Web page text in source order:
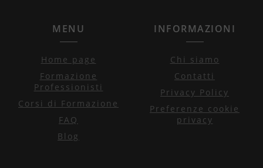
MENU
Home page
Formazione
Professionisti
Corsi di Formazione
FAQ
Blog
INFORMAZIONI
Chi siamo
Contatti
Privacy Policy
Preferenze cookie
privacy